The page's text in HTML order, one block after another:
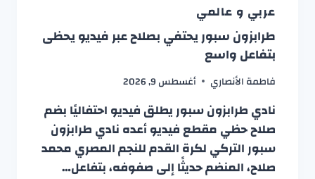
عربي و عالمي
طرابزون سبور يحتفي بصلاح عبر فيديو يحظى
بتفاعل واسع
فاطمة الأنصاري أغسطس 9, 2026
نادي طرابزون سبور يطلق فيديو احتفاليًا بضم
صلاح حظي مقطع فيديو أعده نادي طرابزون
سبور التركي لكرة القدم للنجم المصري محمد
صلاح، المنضم حديثًا إلى صفوفه، بتفاعل…